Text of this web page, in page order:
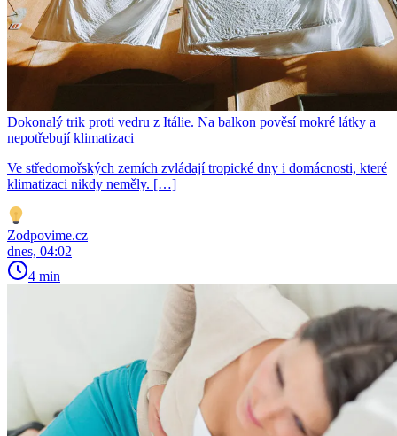
Dokonalý trik proti vedru z Itálie. Na balkon pověsí mokré látky a
nepotřebují klimatizaci
Ve středomořských zemích zvládají tropické dny i domácnosti, které
klimatizaci nikdy neměly. […]
Zodpovime.cz
dnes, 04:02
4 min